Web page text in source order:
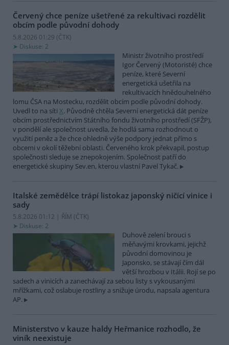
Červený chce peníze ušetřené za rekultivaci rozdělit
obcím podle původní dohody
5.8.2026 01:29 (ČTK)
Diskuse: 2
Ministr životního prostředí
Igor Červený (Motoristé) chce
peníze, které Severní
energetická ušetřila na
rekultivacích hnědouhelného
lomu ČSA na Mostecku, rozdělit obcím podle původní dohody.
Uvedl to na síti X. Původně chtěla Severní energetická dát peníze
obcím prostřednictvím Státního fondu životního prostředí (SFŽP),
v pondělí ale společnost uvedla, že hodlá sama rozhodnout o
využití peněz a že chce ohledně výše podpory jednat přímo s
obcemi v okolí těžební oblasti. Červeného krok překvapil, postup
společnosti sleduje se znepokojením. Společnost patří do
energetické skupiny Sev.en, kterou vlastní Pavel Tykač.
Italské zemědělce trápí listokaz japonský ničící vinice i
sady
5.8.2026 01:12 | ŘÍM (ČTK)
Diskuse: 2
Duhově zelení brouci s
měňavými krovkami, jejichž
původní domovinou je
Japonsko, se stávají čím dál
větší hrozbou v Itálii. Rojí se po
sadech a vinicích a zanechávají za sebou listy s vykousanými
mřížkami, což oslabuje rostliny a snižuje úrodu, napsala agentura
AP.
Ministerstvo v kauze haldy Heřmanice rozhodlo, že
viník neexistuje